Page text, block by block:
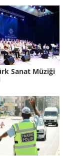
Sanat Mü­zi­ği